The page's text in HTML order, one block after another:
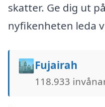
skatter. Ge dig ut
nyfikenheten leda
🏙️Fujairah
118.933